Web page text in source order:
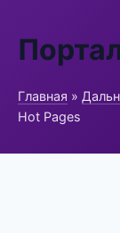
Главная »
Hot Pages